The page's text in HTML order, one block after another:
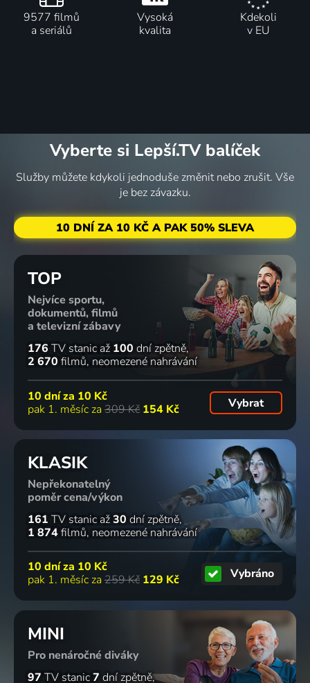
9577 filmů
a seriálů
Vysoká
kvalita
Kdekoli
v EU
Vyberte si Lepší.TV balíček
Služby můžete kdykoli jednoduše změnit nebo zrušit. Vše
je bez závazku.
10 DNÍ ZA 10 KČ A PAK 50% SLEVA
TOP
Nejvíce sportu,
dokumentů, filmů
a televizní zábavy
176 TV stanic až 100 dní zpětně
2 670 filmů neomezené nahrávání
10 dní za 10 Kč
pak 1. měsíc za 309 Kč 154 Kč Vybrat
KLASIK
Nepřekonatelný
poměr cena/výkon
161 TV stanic až30 dní zpětně
1 874filmů neomezené nahrávání
10 dní za 10 Kč
pak 1. měsíc za 259 Kč 129 Kč Vybráno
MINI
Pro nenáročné diváky
97 TV stanic7 dní zpětně